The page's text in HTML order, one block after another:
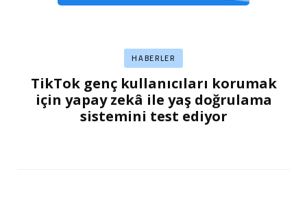
HABERLER
TikTok genç kullanıcıları korumak
için yapay zekâ ile yaş doğrulama
sistemini test ediyor